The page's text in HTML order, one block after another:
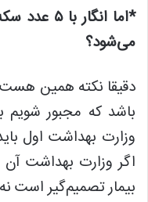
*اما
می‌شود؟
دقیقا نکته همین
وزارت بهداشت اول
اگر وزارت بهداشت آن
بیمار تصمیم‌گیر است